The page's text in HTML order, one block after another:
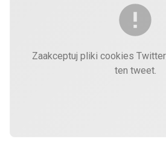
Zaakceptuj pliki cookies
ten tweet.